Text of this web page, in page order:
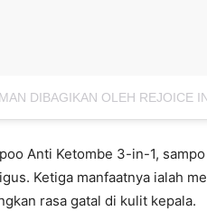
DIBAGIKAN OLEH REJOICE
Anti Ketombe 3-in-1,
Ketiga manfaatnya ialah
rasa gatal di kulit kepala.